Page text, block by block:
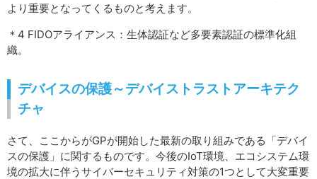
より重要となってくるものと考えます。
＊4 FIDOアライアンス：生体認証など多要素認証の標準化組
織。
デバイスの保護～デバイストラストアーキテク
チャ
さて、ここからがGPが開始した最新の取り組みである「デバイ
スの保護」に関するものです。今後のIoT環境、エコシステム環
境の拡大に伴うサイバーセキュリティ対策の1つとして大変重要